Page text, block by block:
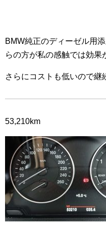
BMW純正のディーゼル用
らの方が私の感触では効果
さらにコストも低いので継
53,210km